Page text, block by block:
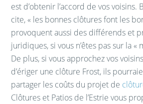
est d’obtenir l’accord de vos
cite, « les bonnes clôtures font les
provoquent aussi des différends et
juridiques, si vous n’êtes pas sur la «
De plus, si vous approchez vos
d’ériger une clôture Frost, ils
partager les coûts du projet de
Clôtures et Patios de l’Estrie vous